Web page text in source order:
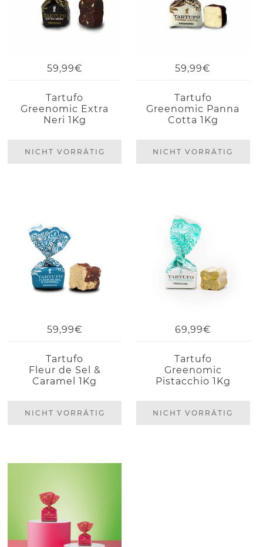
59,99€
Tartufo
Greenomic Extra
Neri 1Kg
NICHT VORRÄTIG
59,99€
Tartufo
Greenomic Panna
Cotta 1Kg
NICHT VORRÄTIG
59,99€
Tartufo
Fleur de Sel &
Caramel 1Kg
NICHT VORRÄTIG
69,99€
Tartufo
Greenomic
Pistacchio 1Kg
NICHT VORRÄTIG